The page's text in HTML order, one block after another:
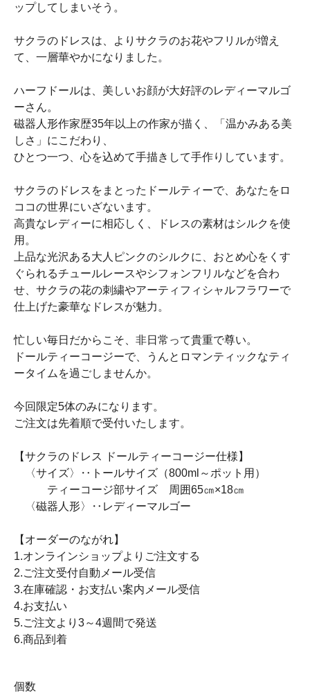
ップしてしまいそう。
サクラのドレスは、よりサクラのお花やフリルが増え
て、一層華やかになりました。
ハーフドールは、美しいお顔が大好評のレディーマルゴ
ーさん。
磁器人形作家歴35年以上の作家が描く、「温かみある美
しさ」にこだわり、
ひとつ一つ、心を込めて手描きして手作りしています。
サクラのドレスをまとったドールティーで、あなたをロ
ココの世界にいざないます。
高貴なレディーに相応しく、ドレスの素材はシルクを使
用。
上品な光沢ある大人ピンクのシルクに、おとめ心をくす
ぐられるチュールレースやシフォンフリルなどを合わ
せ、サクラの花の刺繍やアーティフィシャルフラワーで
仕上げた豪華なドレスが魅力。
忙しい毎日だからこそ、非日常って貴重で尊い。
ドールティーコージーで、うんとロマンティックなティ
ータイムを過ごしませんか。
今回限定5体のみになります。
ご注文は先着順で受付いたします。
【サクラのドレス ドールティーコージー仕様】
〈サイズ〉‥トールサイズ（800ml～ポット用）
ティーコージ部サイズ 周囲65㎝×18㎝
〈磁器人形〉‥レディーマルゴー
【オーダーのながれ】
1.オンラインショップよりご注文する
2.ご注文受付自動メール受信
3.在庫確認・お支払い案内メール受信
4.お支払い
5.ご注文より3～4週間で発送
6.商品到着
個数